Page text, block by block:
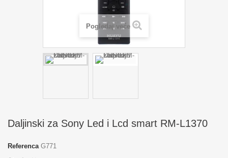
Pogledaj veće
Daljinski za Sony Led i Lcd smart RM-L1370
Referenca G771